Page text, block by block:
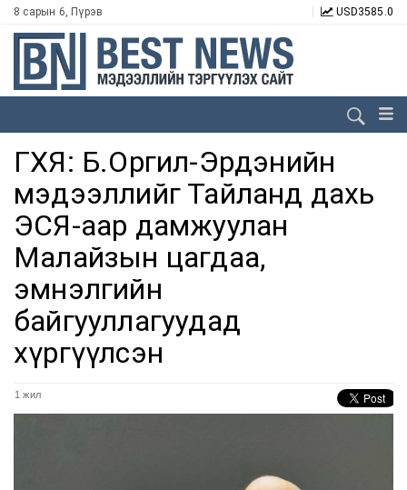
8 сарын 6, Пүрэв USD3585.0
ГХЯ: Б.Оргил-Эрдэнийн
мэдээллийг Тайланд дахь
ЭСЯ-аар дамжуулан
Малайзын цагдаа,
эмнэлгийн
байгууллагуудад
хүргүүлсэн
1 жил